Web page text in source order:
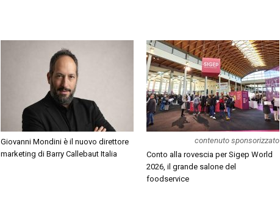
Giovanni Mondini è il nuovo direttore
marketing di Barry Callebaut Italia
contenuto sponsorizzato
Conto alla rovescia per Sigep World
2026, il grande salone del
foodservice